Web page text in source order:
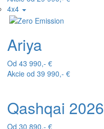
4x4
Ariya
Od 43 990,- €
Akcie od 39 990,- €
Qashqai 2026
Od 30 890,- €